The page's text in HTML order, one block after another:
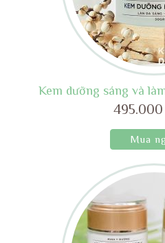
Kem dưỡng sáng và
Mua